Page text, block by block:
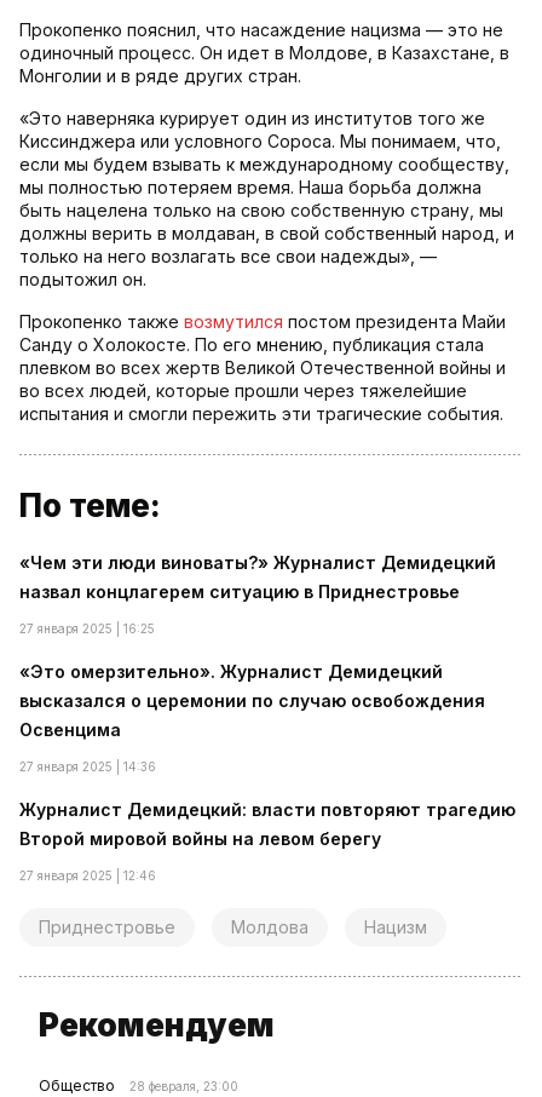
Прокопенко пояснил, что насаждение нацизма — это не
одиночный процесс. Он идет в Молдове, в Казахстане, в
Монголии и в ряде других стран.
«Это наверняка курирует один из институтов того же
Киссинджера или условного Сороса. Мы понимаем, что,
если мы будем взывать к международному сообществу,
мы полностью потеряем время. Наша борьба должна
быть нацелена только на свою собственную страну, мы
должны верить в молдаван, в свой собственный народ, и
только на него возлагать все свои надежды», —
подытожил он.
Прокопенко также возмутился постом президента Майи
Санду о Холокосте. По его мнению, публикация стала
плевком во всех жертв Великой Отечественной войны и
во всех людей, которые прошли через тяжелейшие
испытания и смогли пережить эти трагические события.
По теме:
«Чем эти люди виноваты?» Журналист Демидецкий
назвал концлагерем ситуацию в Приднестровье
27 января 2025 | 16:25
«Это омерзительно». Журналист Демидецкий
высказался о церемонии по случаю освобождения
Освенцима
27 января 2025 | 14:36
Журналист Демидецкий: власти повторяют трагедию
Второй мировой войны на левом берегу
27 января 2025 | 12:46
Приднестровье Молдова Нацизм
Рекомендуем
Общество 28 февраля, 23:00